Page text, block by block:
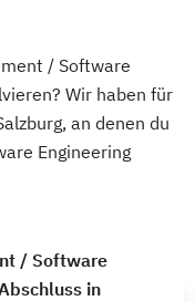
/ Software
Wir haben für
an denen du
Engineering
/ Software
in